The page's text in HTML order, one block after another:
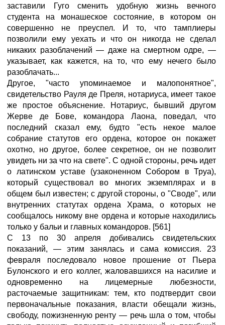
заставили Гуго сменить удобную жизнь вечного
студента на монашеское состояние, в котором он
совершенно не преуспел. И то, что тамплиеры
позволили ему уехать и что он никогда не сделал
никаких разоблачений — даже на смертном одре, —
указывает, как кажется, на то, что ему нечего было
разоблачать...
Другое, "часто упоминаемое и малопонятное",
свидетельство Рауля де Преля, нотариуса, имеет такое
же простое объяснение. Нотариус, бывший другом
Жерве де Бове, командора Лаона, поведал, что
последний сказал ему, будто "есть некое малое
собрание статутов его ордена, которое он покажет
охотно, но другое, более секретное, он не позволит
увидеть ни за что на свете". С одной стороны, речь идет
о латинском уставе (узаконенном Собором в Труа),
который существовал во многих экземплярах и в
общем был известен; с другой стороны, о "Своде", или
внутренних статутах ордена Храма, о которых не
сообщалось никому вне ордена и которые находились
только у бальи и главных командоров. [561]
С 13 по 30 апреля добивались свидетельских
показаний, — этим занялась и сама комиссия. 23
февраля последовало новое прошение от Пьера
Булонского и его коллег, жаловавшихся на насилие и
одновременно на лицемерные любезности,
расточаемые защитникам: тем, кто подтвердит свои
первоначальные показания, власти обещали жизнь,
свободу, пожизненную ренту — речь шла о том, чтобы